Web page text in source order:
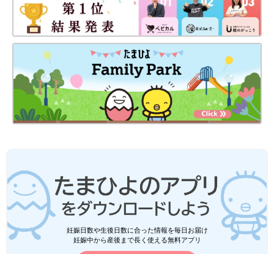
☆出産祝い
などのギフトにもおすすめです！
かわいくてこだわりの工夫もいっぱいのHaruulalaのベビー服
は、インスタママたちの間でも大人気でした！気になった方はぜ
ひ気になった方はぜひチェックしてみてください♪
Haruulala公式サイト：https://haruulala.life/
(文・田中いづみ)
■関連：インスタママおすすめ！あると便利な育児中のパパ・マ
マお助け便利グッズ5選
※記事の内容は記載当時の情報であり、現在と異なる場合があり
ます。
妊娠日数や生後日数に合った情報を毎日お届け
妊娠中から産後まで長く使える無料アプリ